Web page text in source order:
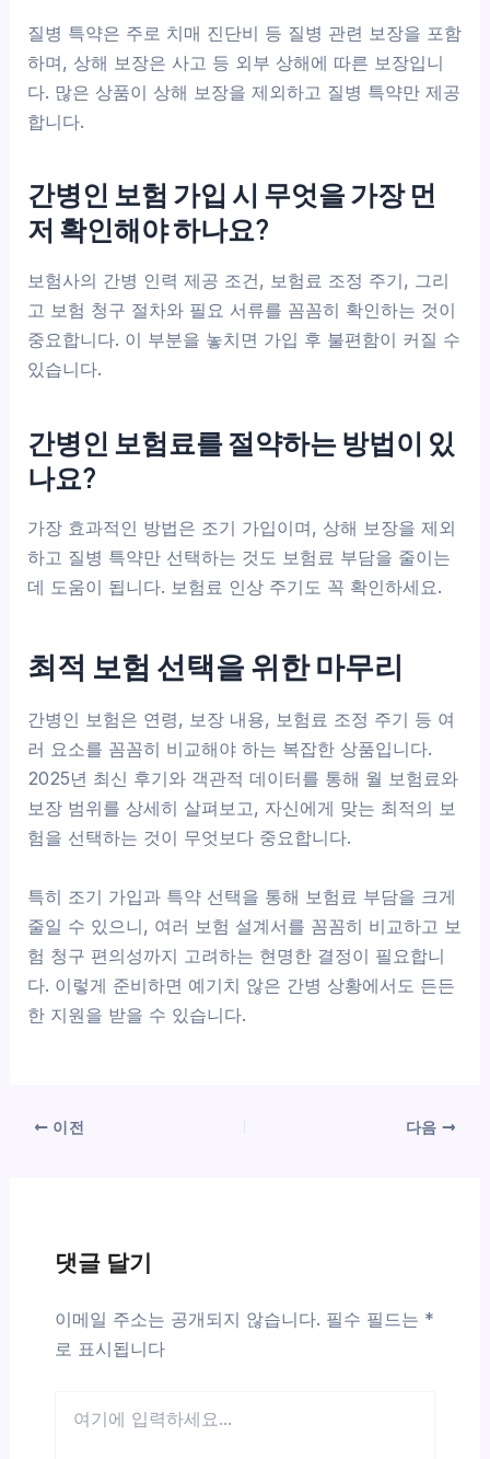
질병 특약은 주로 치매 진단비 등 질병 관련 보장을 포함
하며, 상해 보장은 사고 등 외부 상해에 따른 보장입니
다. 많은 상품이 상해 보장을 제외하고 질병 특약만 제공
합니다.
간병인 보험 가입 시 무엇을 가장 먼
저 확인해야 하나요?
보험사의 간병 인력 제공 조건, 보험료 조정 주기, 그리
고 보험 청구 절차와 필요 서류를 꼼꼼히 확인하는 것이
중요합니다. 이 부분을 놓치면 가입 후 불편함이 커질 수
있습니다.
간병인 보험료를 절약하는 방법이 있
나요?
가장 효과적인 방법은 조기 가입이며, 상해 보장을 제외
하고 질병 특약만 선택하는 것도 보험료 부담을 줄이는
데 도움이 됩니다. 보험료 인상 주기도 꼭 확인하세요.
최적 보험 선택을 위한 마무리
간병인 보험은 연령, 보장 내용, 보험료 조정 주기 등 여
러 요소를 꼼꼼히 비교해야 하는 복잡한 상품입니다.
2025년 최신 후기와 객관적 데이터를 통해 월 보험료와
보장 범위를 상세히 살펴보고, 자신에게 맞는 최적의 보
험을 선택하는 것이 무엇보다 중요합니다.
특히 조기 가입과 특약 선택을 통해 보험료 부담을 크게
줄일 수 있으니, 여러 보험 설계서를 꼼꼼히 비교하고 보
험 청구 편의성까지 고려하는 현명한 결정이 필요합니
다. 이렇게 준비하면 예기치 않은 간병 상황에서도 든든
한 지원을 받을 수 있습니다.
이전 다음
댓글 달기
이메일 주소는 공개되지 않습니다. 필수 필드는 *
로 표시됩니다